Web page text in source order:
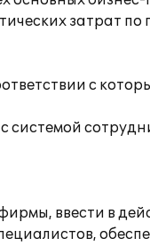
затрат
с
ввести в